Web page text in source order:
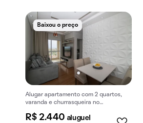
Baixou o preço
Alugar apartamento com 2 quartos,
varanda e churrasqueira no
R$ 2.440 aluguel